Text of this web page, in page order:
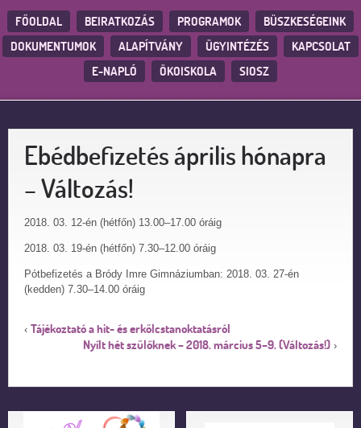
FŐOLDAL BEIRATKOZÁS PROGRAMOK
BÜSZKESÉGEINK
DOKUMENTUMOK
ALAPÍTVÁNY ÜGYINTÉZÉS
KAPCSOLAT
E-NAPLÓ
ÖKOISKOLA SIOSZ
Ebédbefizetés április hónapra
– Változás!
2018. 03. 12-én (hétfőn) 13.00–17.00 óráig
2018. 03. 19-én (hétfőn) 7.30–12.00 óráig
Pótbefizetés a Bródy Imre Gimnáziumban: 2018. 03. 27-én
(kedden) 7.30–14.00 óráig
‹ Tájékoztató a hit- és erkölcstanoktatásról
Nyílt hét szülőknek – 2018. március 5–9. (Változás!) ›